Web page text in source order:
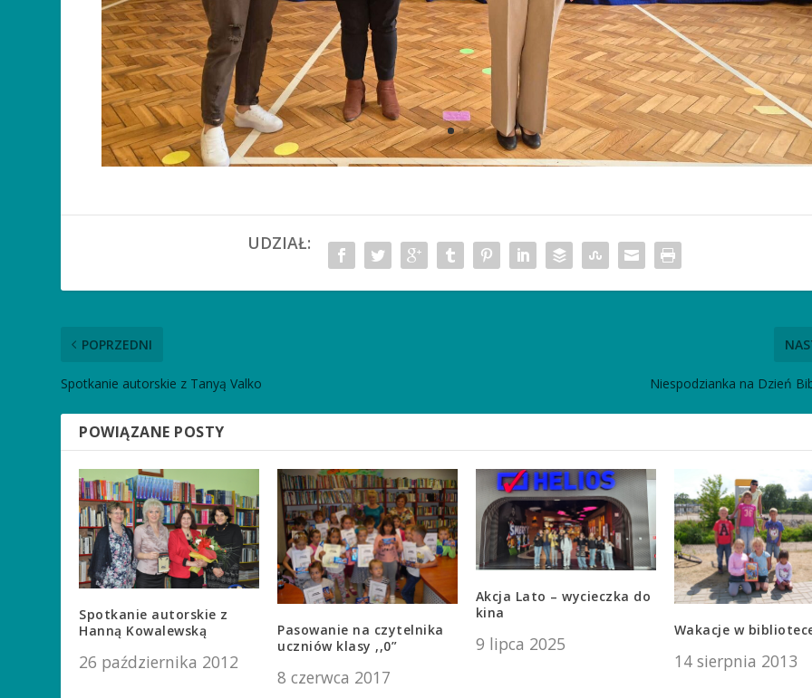
UDZIAŁ:
POPRZEDNI
Spotkanie autorskie z Tanyą Valko Niespodzianka na Dzień
POWIĄZANE POSTY
Spotkanie autorskie z
Hanną Kowalewską
26 października 2012
Pasowanie na czytelnika
uczniów klasy ,,0”
8 czerwca 2017
Akcja Lato – wycieczka do
kina
9 lipca 2025
Wakacje w
14 sierpnia 2013